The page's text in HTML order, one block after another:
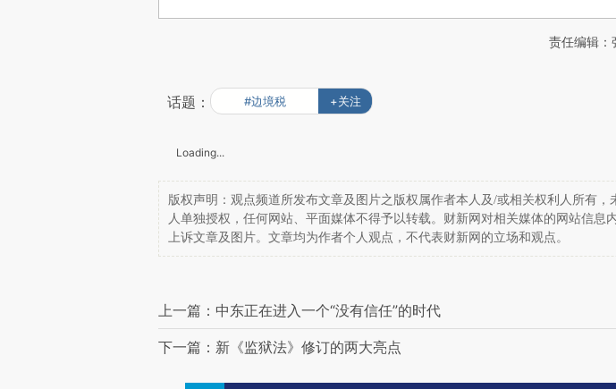
责任编辑：
话题： #边境税 +关注
Loading...
版权声明：观点频道所发布文章及图片之版权属作者本人及/或相关权利人所有，
人单独授权，任何网站、平面媒体不得予以转载。财新网对相关媒体的网站信息
上诉文章及图片。文章均为作者个人观点，不代表财新网的立场和观点。
上一篇：中东正在进入一个“没有信任”的时代
下一篇：新《监狱法》修订的两大亮点